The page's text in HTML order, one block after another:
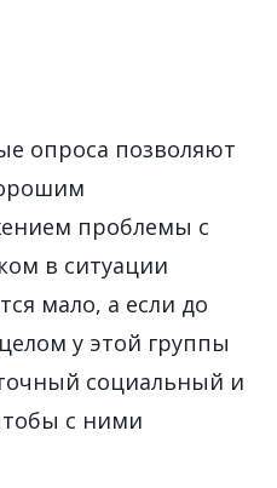
опроса позволяют
проблемы с
в ситуации
мало, а если до
у этой группы
социальный и
с ними